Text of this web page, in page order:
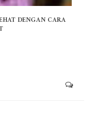
DENGAN CARA